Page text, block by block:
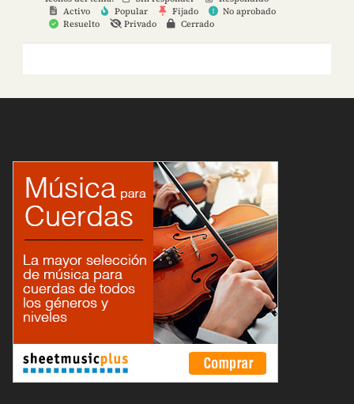
Activo
Popular Fijado
No aprobado
Resuelto
Privado Cerrado